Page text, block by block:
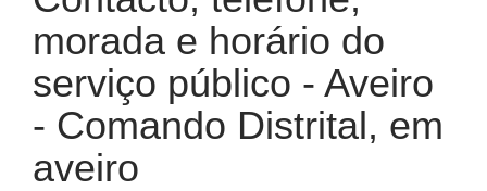
morada e horário do
serviço público - Aveiro
- Comando Distrital, em
aveiro